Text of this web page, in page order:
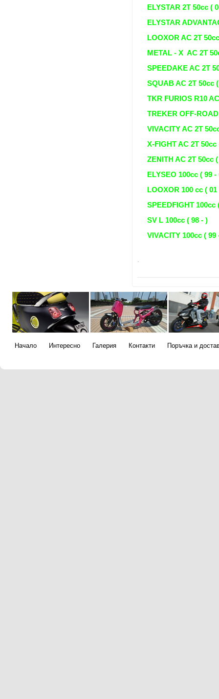
ELYSTAR 2T 50cc (
ELYSTAR
LOOXOR AC 2T
METAL - X AC 2T
SPEEDAKE AC 2T
SQUAB AC 2T 50cc
TKR FURIOS R10
TREKER OFF-
VIVACITY AC 2T
X-FIGHT AC 2T 50cc
ZENITH AC 2T 50cc
ELYSEO 100cc ( 99 -
LOOXOR 100 cc ( 01
SPEEDFIGHT 100cc
SV L 100cc ( 98 - )
VIVACITY 100cc ( 99
.
Начало Интересно Галерия Контакти Поръчка и